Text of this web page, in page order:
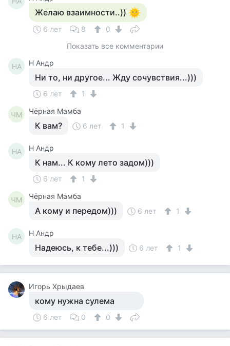
Желаю взаимности..))
6 лет 8
0
Показать все комментарии
НА Н Андр
Ни то, ни другое... Жду сочувствия...)))
6 лет 1
ЧМ Чёрная Мамба
К вам? 6 лет 1
НА Н Андр
К нам... К кому лето задом)))
6 лет 1
ЧМ Чёрная Мамба
А кому и передом))) 6 лет 1
НА Н Андр
Надеюсь, к тебе...))) 6 лет 1
Игорь Хрыдаев
кому нужна сулема
6 лет 0 0